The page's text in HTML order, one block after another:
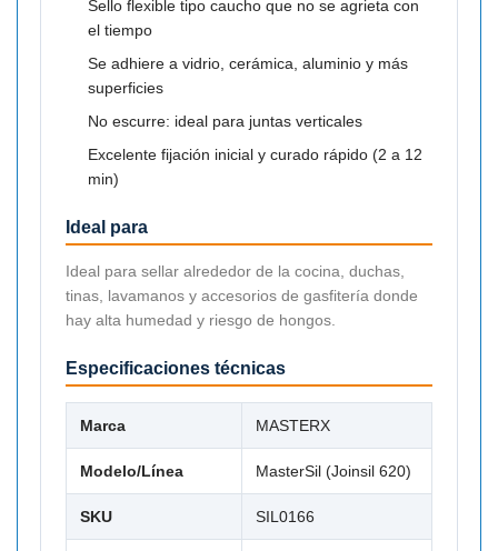
Sello flexible tipo caucho que no se agrieta con
el tiempo
Se adhiere a vidrio, cerámica, aluminio y más
superficies
No escurre: ideal para juntas verticales
Excelente fijación inicial y curado rápido (2 a 12
min)
Ideal para
Ideal para sellar alrededor de la cocina, duchas,
tinas, lavamanos y accesorios de gasfitería donde
hay alta humedad y riesgo de hongos.
Especificaciones técnicas
Marca MASTERX
Modelo/Línea MasterSil (Joinsil 620)
SKU SIL0166